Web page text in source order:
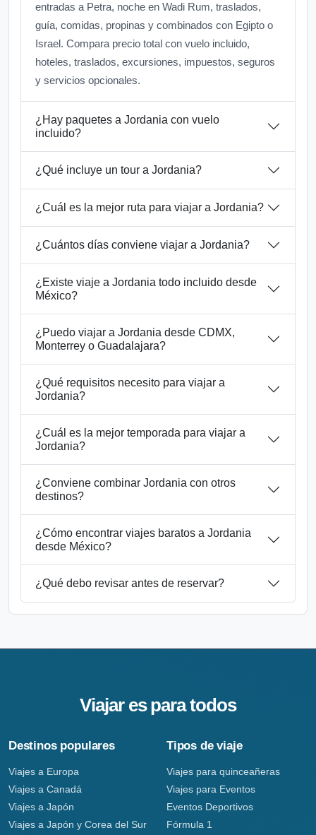
entradas a Petra, noche en Wadi Rum, traslados,
guía, comidas, propinas y combinados con Egipto o
Israel. Compara precio total con vuelo incluido,
hoteles, traslados, excursiones, impuestos, seguros
y servicios opcionales.
¿Hay paquetes a Jordania con vuelo
incluido?
¿Qué incluye un tour a Jordania?
¿Cuál es la mejor ruta para viajar a Jordania?
¿Cuántos días conviene viajar a Jordania?
¿Existe viaje a Jordania todo incluido desde
México?
¿Puedo viajar a Jordania desde CDMX,
Monterrey o Guadalajara?
¿Qué requisitos necesito para viajar a
Jordania?
¿Cuál es la mejor temporada para viajar a
Jordania?
¿Conviene combinar Jordania con otros
destinos?
¿Cómo encontrar viajes baratos a Jordania
desde México?
¿Qué debo revisar antes de reservar?
Viajar es para todos
Destinos populares
Viajes a Europa
Viajes a Canadá
Viajes a Japón
Viajes a Japón y Corea del Sur
Tipos de viaje
Viajes para quinceañeras
Viajes para Eventos
Eventos Deportivos
Fórmula 1